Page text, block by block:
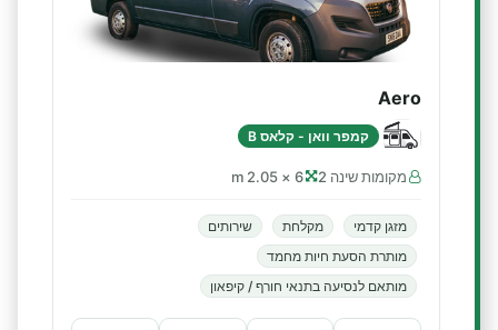
Aero
קמפר וואן - קלאס B
מקומות שינה 2 6 × 2.05 m
מזגן קדמי מקלחת
שירותים
מותרת הסעת חיות מחמד
מותאם לנסיעה בתנאי חורף / קיפאון